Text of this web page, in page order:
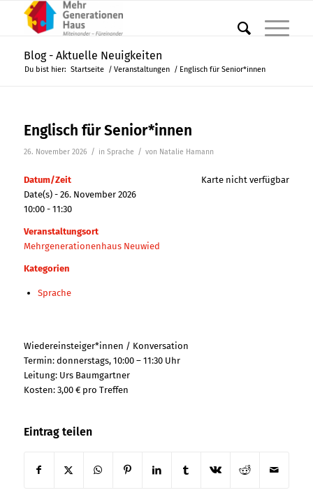
Blog - Aktuelle Neuigkeiten
Du bist hier: Startseite / Veranstaltungen / Englisch für Senior*innen
Englisch für Senior*innen
26. November 2026 / in Sprache / von Natalie Hamann
Karte nicht verfügbar
Datum/Zeit
Date(s) - 26. November 2026
10:00 - 11:30
Veranstaltungsort
Mehrgenerationenhaus Neuwied
Kategorien
Sprache
Wiedereinsteiger*innen / Konversation
Termin: donnerstags, 10:00 – 11:30 Uhr
Leitung: Urs Baumgartner
Kosten: 3,00 € pro Treffen
Eintrag teilen